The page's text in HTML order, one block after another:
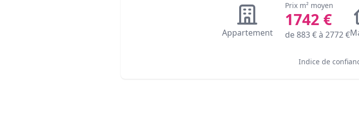
Appartement
Prix m² moyen
1742€
de883€ à 2772€
Indice de